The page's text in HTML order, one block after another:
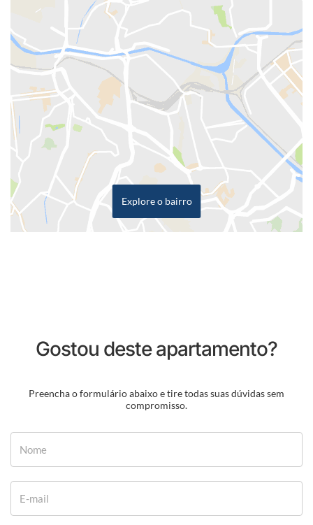
Explore o bairro
Gostou deste apartamento?
Preencha o formulário abaixo e tire todas suas dúvidas sem
compromisso.